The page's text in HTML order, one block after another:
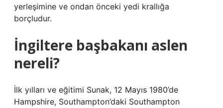
yerleşimine ve ondan önceki yedi krallığa
borçludur.
İngiltere başbakanı aslen
nereli?
İlk yılları ve eğitimi Sunak, 12 Mayıs 1980’de
Hampshire, Southampton’daki Southampton